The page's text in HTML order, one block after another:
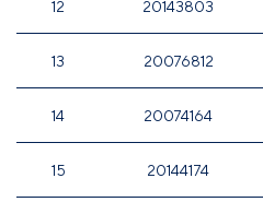
12 20143803
13 20076812
14 20074164
15 20144174